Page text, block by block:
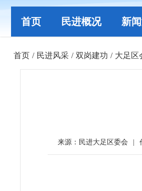
首页 民进概况 新
首页 / 民进风采 / 双岗建功 / 大足区
来源：民进大足区委会